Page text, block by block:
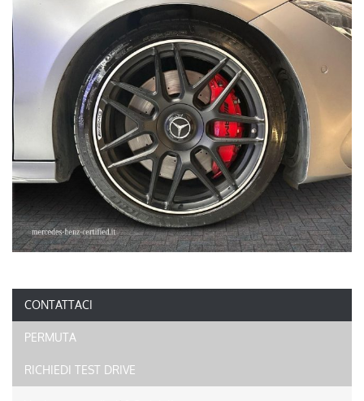
CONTATTACI
PERMUTA
RICHIEDI TEST DRIVE